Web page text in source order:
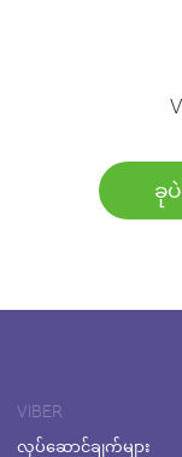
ခု
VIBER
လုပ်ဆောင်ချက်များ